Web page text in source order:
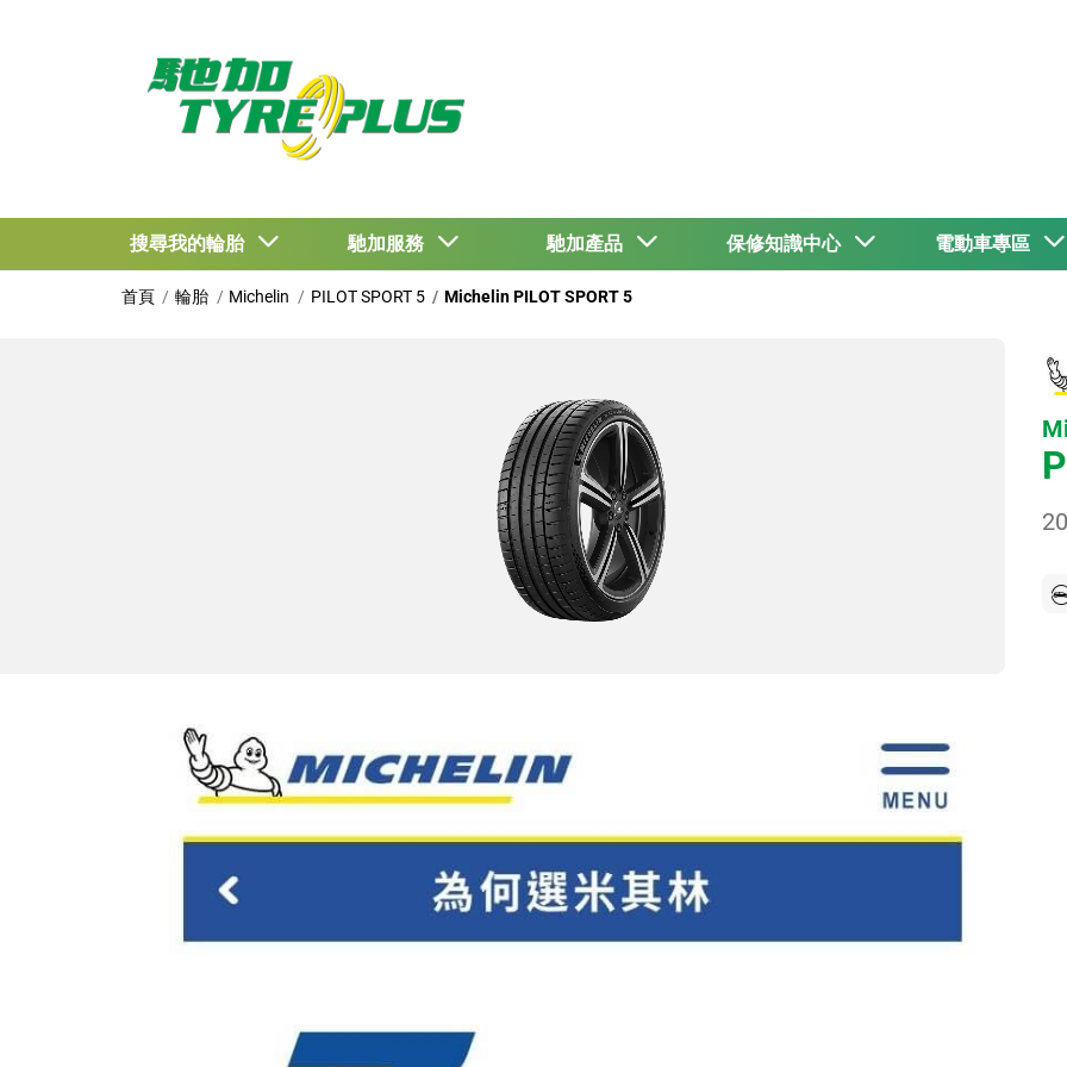
搜尋我的輪胎 馳加服務 馳加產品 保修知識中心 電動車專區
首頁 輪胎 Michelin PILOT SPORT 5 Michelin PILOT SPORT 5